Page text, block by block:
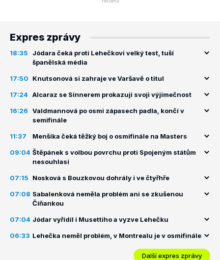
Expres zprávy
18:35
Jódara čeká proti Lehečkovi velký test, tuší
španělská média
17:50 Knutsonová si zahraje ve Varšavě o titul
17:24 Alcaraz se Sinnerem prokazují svoji výjimečnost
16:26
Valdmannová po osmi zápasech padla, končí v
semifinále
11:37 Menšíka čeká těžký boj o osmifinále na Masters
09:04 Štěpánek s volbou povrchu proti Spojeným státům
nesouhlasí
07:15 Nosková s Bouzkovou dohrály i ve čtyřhře
07:08 Sabalenková neměla problém ani se zkušenou
Číňankou
07:04 Jódar vyřídil i Musettiho a vyzve Lehečku
06:33 Lehečka neměl problém, v Montrealu je v osmifinále
Další expres zprávy